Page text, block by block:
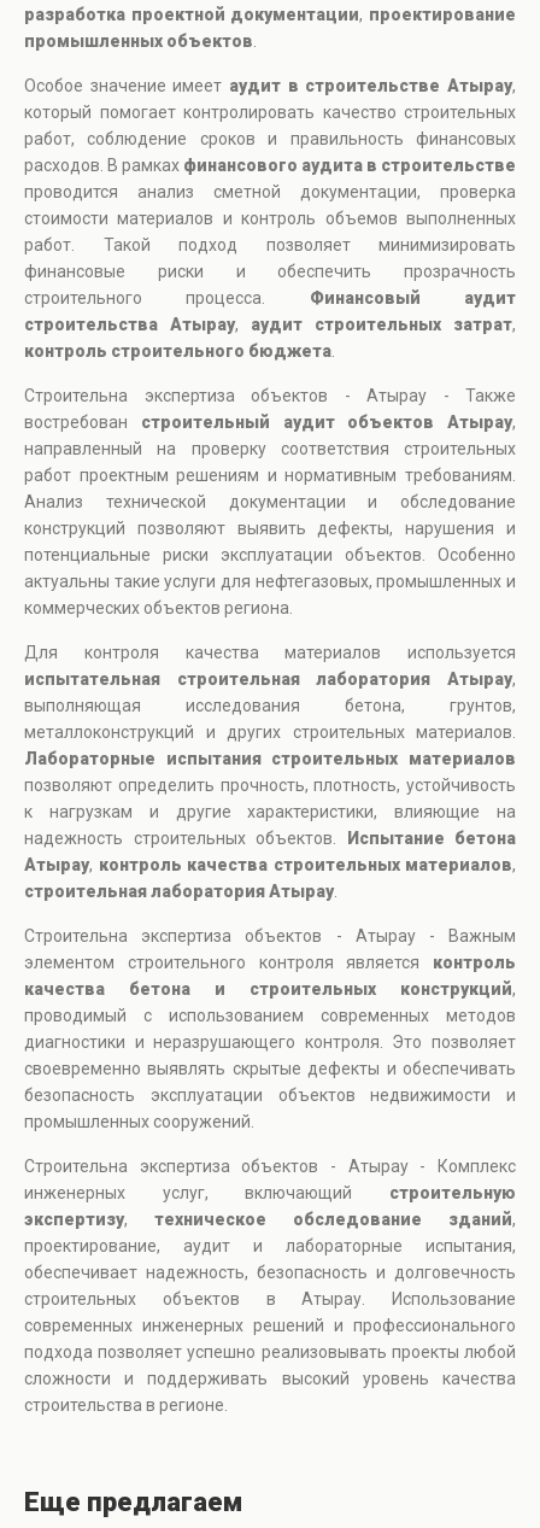
разработка проектной документации, проектирование
промышленных объектов
Особое значение имеет аудит в строительстве Атырау,
который помогает контролировать качество строительных
работ, соблюдение сроков и правильность финансовых
расходов. В рамках финансового аудита в строительстве
проводится анализ сметной документации, проверка
стоимости материалов и контроль объемов выполненных
работ. Такой подход позволяет минимизировать
финансовые риски и обеспечить прозрачность
строительного процесса. Финансовый аудит
строительства Атырау, аудит строительных затрат,
контроль строительного бюджета
Строительна экспертиза объектов - Атырау - Также
востребован строительный аудит объектов Атырау,
направленный на проверку соответствия строительных
работ проектным решениям и нормативным требованиям.
Анализ технической документации и обследование
конструкций позволяют выявить дефекты, нарушения и
потенциальные риски эксплуатации объектов. Особенно
актуальны такие услуги для нефтегазовых, промышленных и
коммерческих объектов региона.
Для контроля качества материалов используется
испытательная строительная лаборатория Атырау,
выполняющая исследования бетона, грунтов,
металлоконструкций и других строительных материалов.
Лабораторные испытания строительных материалов
позволяют определить прочность, плотность, устойчивость
к нагрузкам и другие характеристики, влияющие на
надежность строительных объектов.
Испытание бетона
Атырау, контроль качества строительных материалов,
строительная лаборатория Атырау.
Строительна экспертиза объектов - Атырау - Важным
элементом строительного контроля является контроль
качества бетона и строительных конструкций,
проводимый с использованием современных методов
диагностики и неразрушающего контроля. Это позволяет
своевременно выявлять скрытые дефекты и обеспечивать
безопасность эксплуатации объектов недвижимости и
промышленных сооружений.
Строительна экспертиза объектов - Атырау - Комплекс
инженерных услуг, включающий строительную
экспертизу, техническое обследование зданий,
проектирование, аудит и лабораторные испытания,
обеспечивает надежность, безопасность и долговечность
строительных объектов в Атырау. Использование
современных инженерных решений и профессионального
подхода позволяет успешно реализовывать проекты любой
сложности и поддерживать высокий уровень качества
строительства в регионе.
Еще предлагаем